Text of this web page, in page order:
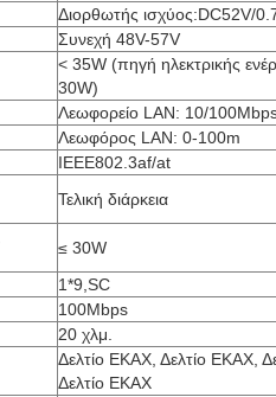
Διορθωτής ισχύος:DC52V/
Συνεχή 48V-57V
< 35W (πηγή ηλεκτρικής
30W)
Λεωφορείο LAN: 10/
Λεωφόρος LAN: 0-100m
IEEE802.3af/at
Τελική διάρκεια
≤ 30W
1*9,SC
100Mbps
20 χλμ.
Δελτίο ΕΚΑΧ, Δελτίο ΕΚΑΧ,
Δελτίο ΕΚΑΧ